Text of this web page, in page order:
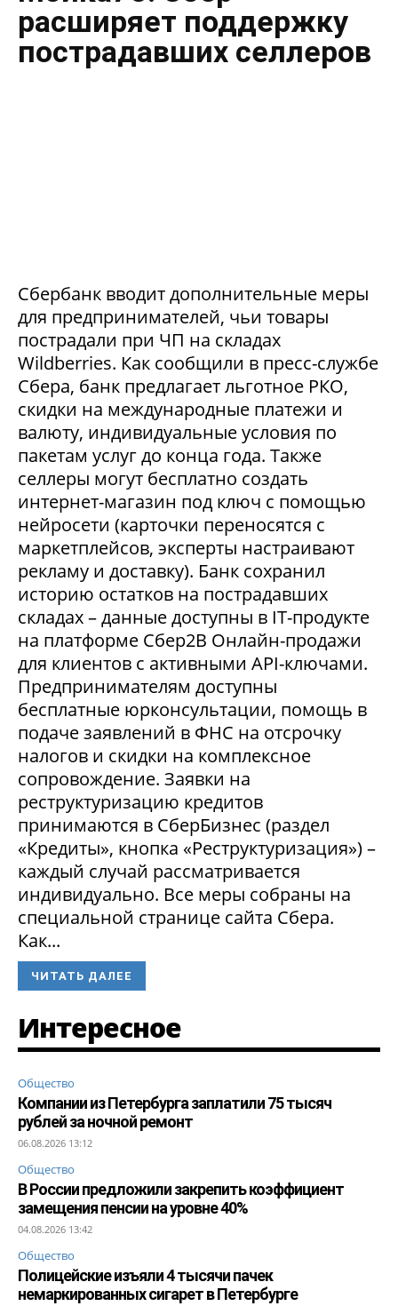
расширяет поддержку
пострадавших селлеров
Сбербанк вводит дополнительные меры
для предпринимателей, чьи товары
пострадали при ЧП на складах
Wildberries. Как сообщили в пресс-службе
Сбера, банк предлагает льготное РКО,
скидки на международные платежи и
валюту, индивидуальные условия по
пакетам услуг до конца года. Также
селлеры могут бесплатно создать
интернет-магазин под ключ с помощью
нейросети (карточки переносятся с
маркетплейсов, эксперты настраивают
рекламу и доставку). Банк сохранил
историю остатков на пострадавших
складах – данные доступны в IT-продукте
на платформе Сбер2В Онлайн-продажи
для клиентов с активными API-ключами.
Предпринимателям доступны
бесплатные юрконсультации, помощь в
подаче заявлений в ФНС на отсрочку
налогов и скидки на комплексное
сопровождение. Заявки на
реструктуризацию кредитов
принимаются в СберБизнес (раздел
«Кредиты», кнопка «Реструктуризация») –
каждый случай рассматривается
индивидуально. Все меры собраны на
специальной странице сайта Сбера.
Как...
ЧИТАТЬ ДАЛЕЕ
Интересное
Общество
Компании из Петербурга заплатили 75 тысяч
рублей за ночной ремонт
06.08.2026 13:12
Общество
В России предложили закрепить коэффициент
замещения пенсии на уровне 40%
04.08.2026 13:42
Общество
Полицейские изъяли 4 тысячи пачек
немаркированных сигарет в Петербурге